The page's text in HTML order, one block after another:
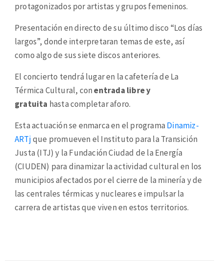
protagonizados por artistas y grupos femeninos.
Presentación en directo de su último disco “Los días
largos”, donde interpretaran temas de este, así
como algo de sus siete discos anteriores.
El concierto tendrá lugar en la cafetería de La
Térmica Cultural, conentrada libre y
gratuita hasta completar aforo.
Esta actuación se enmarca en el programa Dinamiz-
ARTjque promueven el Instituto para la Transición
Justa (ITJ) y la Fundación Ciudad de la Energía
(CIUDEN) para dinamizar la actividad cultural en los
municipios afectados por el cierre de la minería y de
las centrales térmicas y nucleares e impulsar la
carrera de artistas que viven en estos territorios.